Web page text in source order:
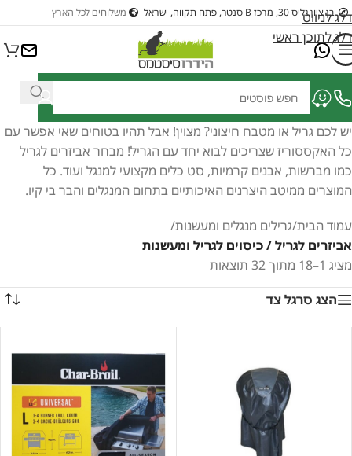
דלג לניווט
דלג לתוכן ראשי
בן ציון גליס 30, מרכז B סנטר, פתח תקווה, ישראל משלוחים לכל הארץ
יש לכם גריל או מטבח חיצוני? מצוין! אבל תהיו בטוחים שאי אפשר עם
כל האקססוריז שצריכים לבוא יחד עם הגריל! מבחר אביזרים לגריל
כמו מברשות, אבנים קרמיות, סט כלים מקצועי למנגל ועוד. כל
המוצרים ממיטב היצרנים האיכותיים בתחום המנגלים והבר בי קיו.
עמוד הבית/גרילים מנגלים ומעשנות/
אביזרים לגריל / כיסוים לגריל ומעשנות
מציג 1–18 מתוך 32 תוצאות
הצג סרגל צד